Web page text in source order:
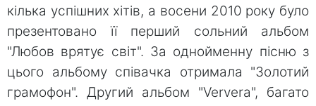
кілька успішних хітів, а восени 2010 року було
презентовано її перший сольний альбом
"Любов врятує світ". За однойменну пісню з
цього альбому співачка отримала "Золотий
грамофон". Другий альбом "Ververa", багато